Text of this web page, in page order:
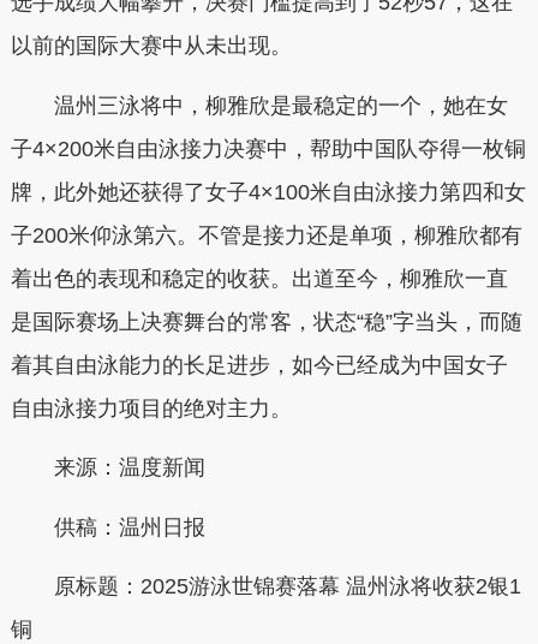
以前的国际大赛中从未出现。
温州三泳将中，柳雅欣是最稳定的一个，她在女
子4×200米自由泳接力决赛中，帮助中国队夺得一枚铜
牌，此外她还获得了女子4×100米自由泳接力第四和女
子200米仰泳第六。不管是接力还是单项，柳雅欣都有
着出色的表现和稳定的收获。出道至今，柳雅欣一直
是国际赛场上决赛舞台的常客，状态“稳”字当头，而随
着其自由泳能力的长足进步，如今已经成为中国女子
自由泳接力项目的绝对主力。
来源：温度新闻
供稿： 温州日报
原标题： 2025游泳世锦赛落幕 温州泳将收获2银1
铜